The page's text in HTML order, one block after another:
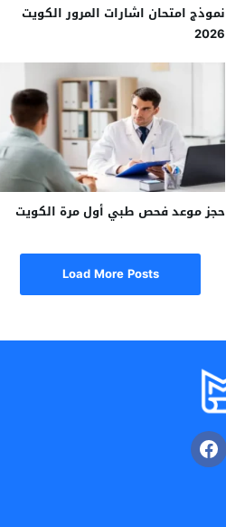
نموذج امتحان اشارات المرور الكويت
2026
حجز موعد فحص طبي أول مرة الكويت
Load More Posts